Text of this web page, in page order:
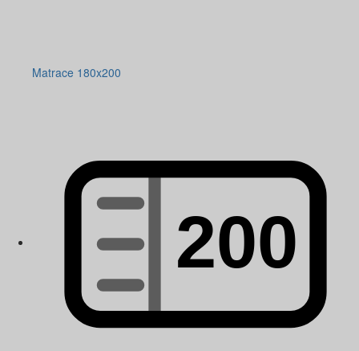
Matrace 180x200